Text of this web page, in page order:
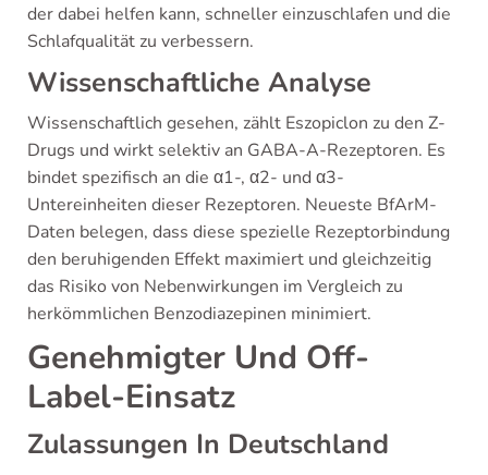
der dabei helfen kann, schneller einzuschlafen und die
Schlafqualität zu verbessern.
Wissenschaftliche Analyse
Wissenschaftlich gesehen, zählt Eszopiclon zu den Z-
Drugs und wirkt selektiv an GABA-A-Rezeptoren. Es
bindet spezifisch an die α1-, α2- und α3-
Untereinheiten dieser Rezeptoren. Neueste BfArM-
Daten belegen, dass diese spezielle Rezeptorbindung
den beruhigenden Effekt maximiert und gleichzeitig
das Risiko von Nebenwirkungen im Vergleich zu
herkömmlichen Benzodiazepinen minimiert.
Genehmigter Und Off-
Label-Einsatz
Zulassungen In Deutschland